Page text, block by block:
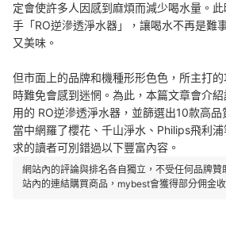
定會使許多人因感到麻煩而減少喝水量。
手「RO逆滲透淨水器」，讓喝水不再是難
又美味。
但市面上的品牌和機種形形色色，所主打
時難免會感到迷惘。為此，本篇文章會介
用的 RO逆滲透淨水器，並篩選出10款高品
當中網羅了櫻花、千山淨水、Philips飛利
求的讀者可別錯過以下豐富內容。
網站內的評論與排名各自獨立，不受任何品牌贊
站內的連結購買商品，mybest會獲得部分佣金收